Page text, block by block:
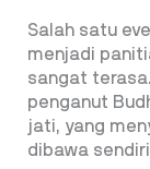
Salah satu
menjadi
sangat
penganut
jati, yang
dibawa